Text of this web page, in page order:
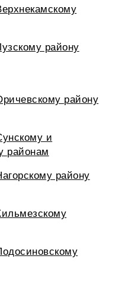
району
району
и
районам
району